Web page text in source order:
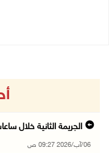
الجريمة الثانية خلال
06/آب/2026 09:27 ص